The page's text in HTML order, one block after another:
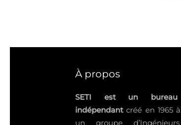
À propos
SETI est un bureau
indépendantcréé en 1965
un groupe